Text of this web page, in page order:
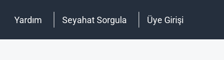
Yardım Seyahat Sorgula Üye Girişi